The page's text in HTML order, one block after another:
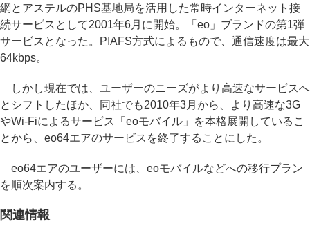
網とアステルのPHS基地局を活用した常時インターネット接
続サービスとして2001年6月に開始。「eo」ブランドの第1弾
サービスとなった。PIAFS方式によるもので、通信速度は最大
64kbps。
しかし現在では、ユーザーのニーズがより高速なサービスへ
とシフトしたほか、同社でも2010年3月から、より高速な3G
やWi-Fiによるサービス「eoモバイル」を本格展開しているこ
とから、eo64エアのサービスを終了することにした。
eo64エアのユーザーには、eoモバイルなどへの移行プラン
を順次案内する。
関連情報